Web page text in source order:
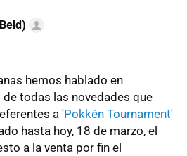
hemos hablado en
todas las novedades que
a 'Pokkén Tournament'
hasta hoy, 18 de marzo, el
a la venta por fin el